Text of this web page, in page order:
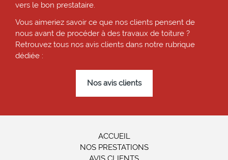
vers le bon prestataire.
Vous aimeriez savoir ce que nos clients pensent de
nous avant de procéder à des travaux de toiture ?
Retrouvez tous nos avis clients dans notre rubrique
dédiée :
Nos avis clients
ACCUEIL
NOS PRESTATIONS